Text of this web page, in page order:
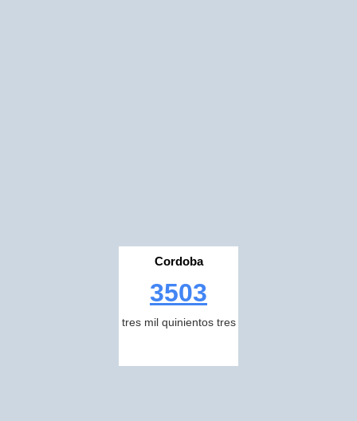
Cordoba
3503
tres mil quinientos tres